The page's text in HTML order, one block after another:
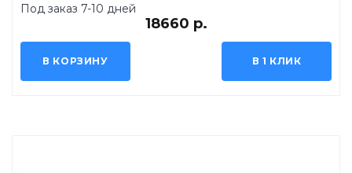
Под заказ 7-10 дней
18660 р.
В КОРЗИНУ В 1 КЛИК